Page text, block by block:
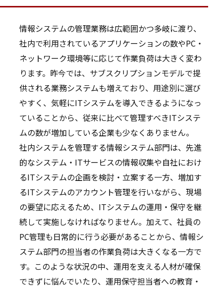
情報システムの管理業務は広範囲かつ多岐に渡り、
社内で利用されているアプリケーションの数やPC・
ネットワーク環境等に応じて作業負荷は大きく変わ
ります。昨今では、サブスクリプションモデルで提
供される業務システムも増えており、用途別に選び
やすく、気軽にITシステムを導入できるようになっ
ていることから、従来に比べて管理すべきITシステ
ムの数が増加している企業も少なくありません。
社内システムを管理する情報システム部門は、先進
的なシステム・ITサービスの情報収集や自社におけ
るITシステムの企画を検討・立案する一方、増加す
るITシステムのアカウント管理を行いながら、現場
の要望に応えるため、ITシステムの運用・保守を継
続して実施しなければなりません。加えて、社員の
PC管理も日常的に行う必要があることから、情報シ
ステム部門の担当者の作業負荷は大きくなる一方で
す。このような状況の中、運用を支える人材が確保
できずに悩んでいたり、運用保守担当者への教育・